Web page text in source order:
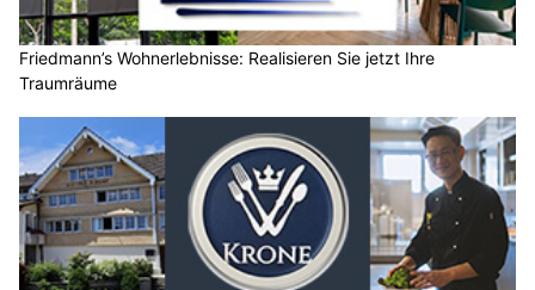
Friedmann’s Wohnerlebnisse: Realisieren Sie jetzt Ihre
Traumräume